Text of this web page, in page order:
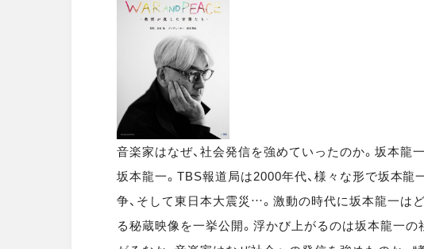
音楽家はなぜ、社会発信を強めていったのか。坂本龍
坂本龍一。TBS報道局は2000年代、様々な形で坂本龍
争、そして東日本大震災…。激動の時代に坂本龍一は
る秘蔵映像を一挙公開。浮かび上がるのは坂本龍一